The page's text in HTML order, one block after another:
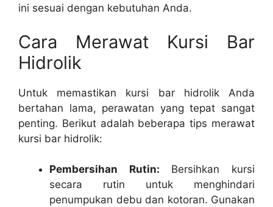
ini sesuai dengan kebutuhan Anda.
Cara Merawat Kursi Bar
Hidrolik
Untuk memastikan kursi bar hidrolik Anda
bertahan lama, perawatan yang tepat sangat
penting. Berikut adalah beberapa tips merawat
kursi bar hidrolik:
Pembersihan Rutin: Bersihkan kursi
secara rutin untuk menghindari
penumpukan debu dan kotoran. Gunakan